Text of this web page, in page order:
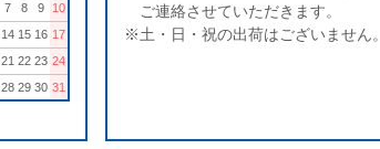
7 8 9
10
14 15 16 17
21 22 23 24
28 29 30 31
ご連絡させていただきます。
※土・日・祝の出荷はございません。